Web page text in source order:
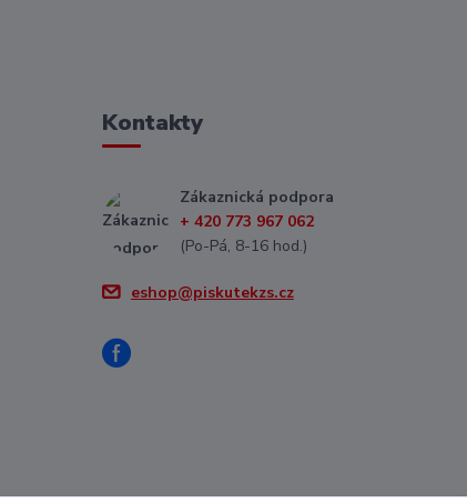
Kontakty
Zákaznická podpora
+ 420 773 967 062
(Po-Pá, 8-16 hod.)
eshop@piskutekzs.cz